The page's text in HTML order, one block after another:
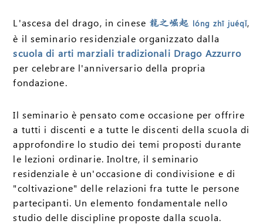
L'ascesa del drago, in cinese 龍之崛起 lóng zhī juéqǐ,
è il seminario residenziale organizzato dalla
scuola di arti marziali tradizionali Drago Azzurro
per celebrare l'anniversario della propria
fondazione.
Il seminario è pensato come occasione per offrire
a tutti i discenti e a tutte le discenti della scuola di
approfondire lo studio dei temi proposti durante
le lezioni ordinarie. Inoltre, il seminario
residenziale è un'occasione di condivisione e di
"coltivazione" delle relazioni fra tutte le persone
partecipanti. Un elemento fondamentale nello
studio delle discipline proposte dalla scuola.